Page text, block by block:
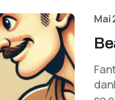
Mai